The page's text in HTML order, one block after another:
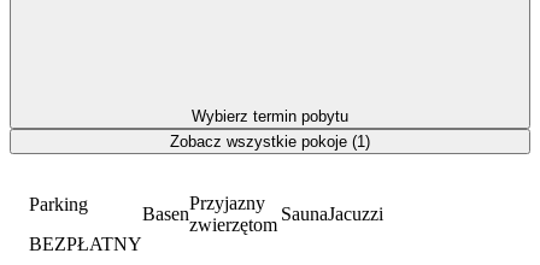
Parking
BEZPŁATNY
Basen
Przyjazny
zwierzętom
SaunaJacuzzi
Wybierz termin pobytu
Zobacz wszystkie pokoje (1)